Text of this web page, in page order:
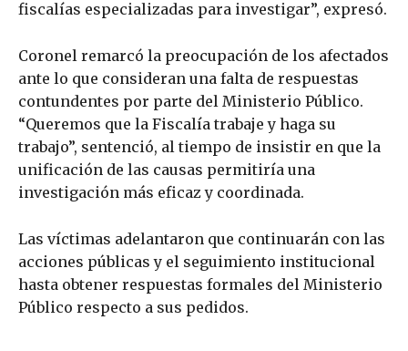
fiscalías especializadas para investigar”, expresó.
Coronel remarcó la preocupación de los afectados
ante lo que consideran una falta de respuestas
contundentes por parte del Ministerio Público.
“Queremos que la Fiscalía trabaje y haga su
trabajo”, sentenció, al tiempo de insistir en que la
unificación de las causas permitiría una
investigación más eficaz y coordinada.
Las víctimas adelantaron que continuarán con las
acciones públicas y el seguimiento institucional
hasta obtener respuestas formales del Ministerio
Público respecto a sus pedidos.